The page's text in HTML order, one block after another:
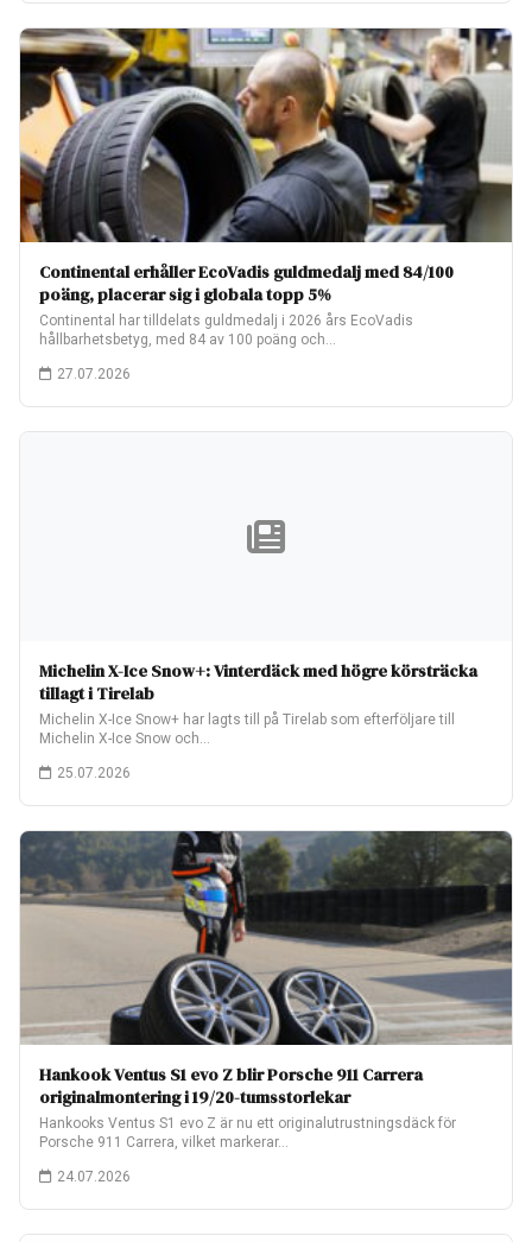
Continental erhåller EcoVadis guldmedalj med 84/100
poäng, placerar sig i globala topp 5%
Continental har tilldelats guldmedalj i 2026 års EcoVadis
hållbarhetsbetyg, med 84 av 100 poäng och…
27.07.2026
Michelin X-Ice Snow+: Vinterdäck med högre körsträcka
tillagt i Tirelab
Michelin X-Ice Snow+ har lagts till på Tirelab som efterföljare till
Michelin X-Ice Snow och…
25.07.2026
Hankook Ventus S1 evo Z blir Porsche 911 Carrera
originalmontering i 19/20-tumsstorlekar
Hankooks Ventus S1 evo Z är nu ett originalutrustningsdäck för
Porsche 911 Carrera, vilket markerar…
24.07.2026